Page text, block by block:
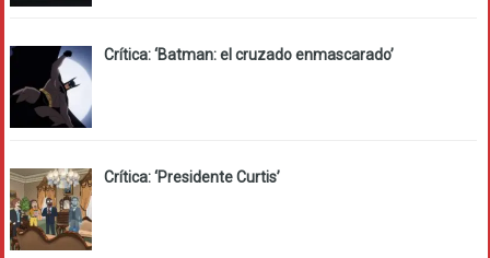
Crítica: ‘Batman: el cruzado enmascarado’
Crítica: ‘Presidente Curtis’